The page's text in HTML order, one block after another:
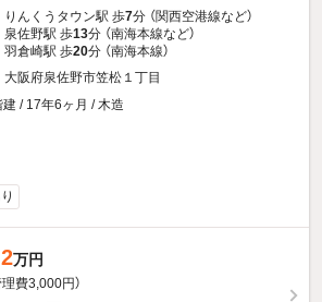
りんくうタウン駅 歩7分 （関西空港線など）
泉佐野駅 歩13分 （南海本線など）
羽倉崎駅 歩20分 （南海本線）
大阪府泉佐野市笠松１丁目
建 / 17年6ヶ月 / 木造
万円
理費3,000円）